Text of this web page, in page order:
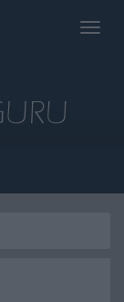
Toggle